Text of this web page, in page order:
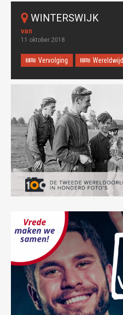
WINTERSWIJK
11 oktober 2018
Vervolging Wereldwijd